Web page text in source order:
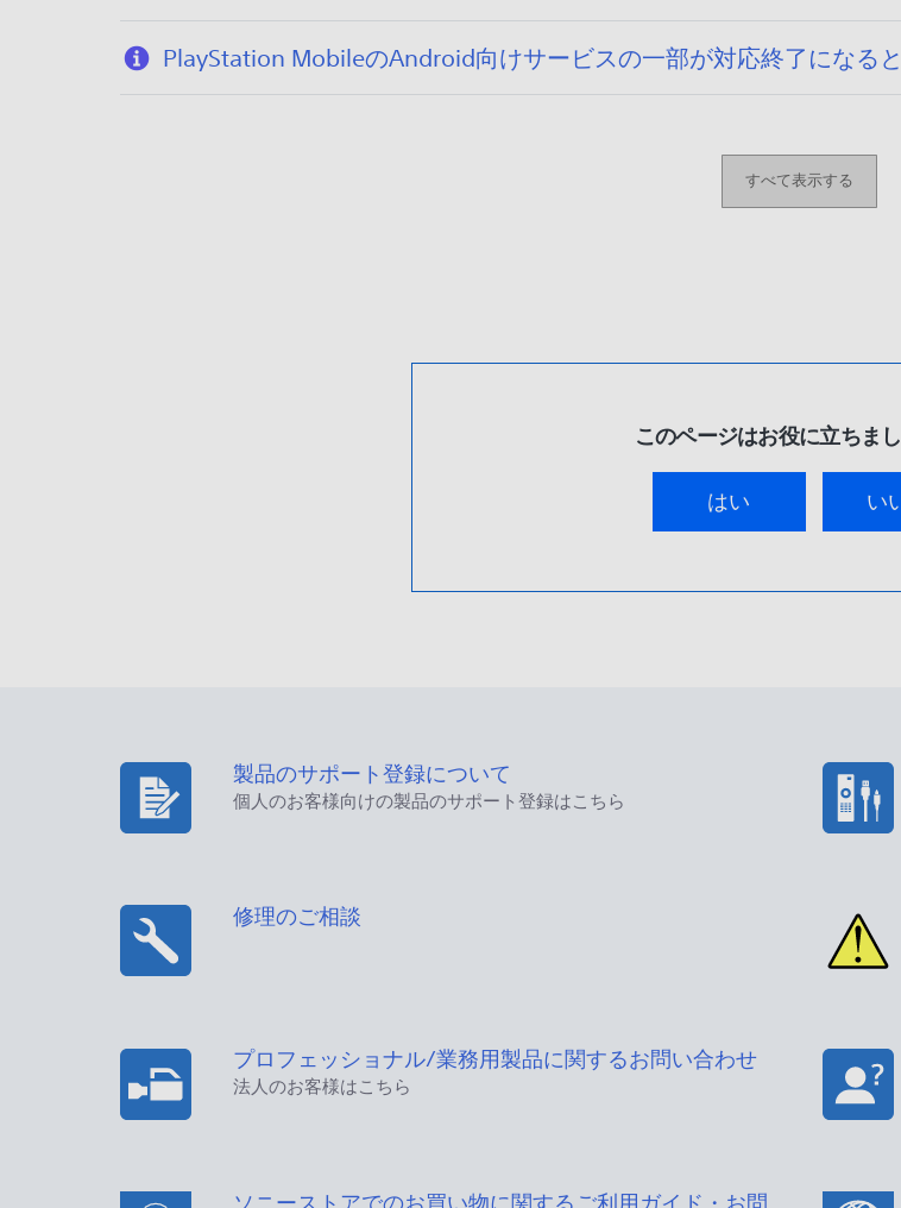
PlayStation MobileのAndroid向けサービスの一部が対応終了になると
すべて表示する
このページはお役に立ちま
はい い
製品のサポート登録について
個人のお客様向けの製品のサポート登録はこちら
修理のご相談
プロフェッショナル/業務用製品に関するお問い合わせ
法人のお客様はこちら
ソニーストアでのお買い物に関するご利用ガイド・お問